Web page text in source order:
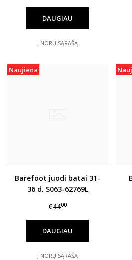
DAUGIAU
Į NORŲ SĄRAŠĄ
Naujiena
Barefoot juodi batai 31-
36 d. S063-62769L
€4400
DAUGIAU
Į NORŲ SĄRAŠĄ